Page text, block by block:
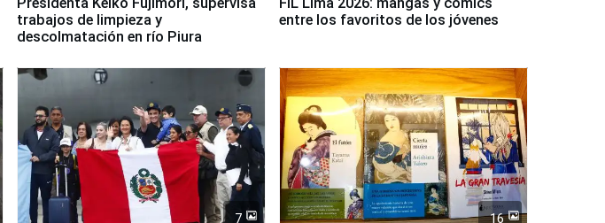
Presidenta Keiko Fujimori, supervisa
trabajos de limpieza y
descolmatación en río Piura
FIL Lima 2026: mangas y cómics
entre los favoritos de los jóvenes
7 16